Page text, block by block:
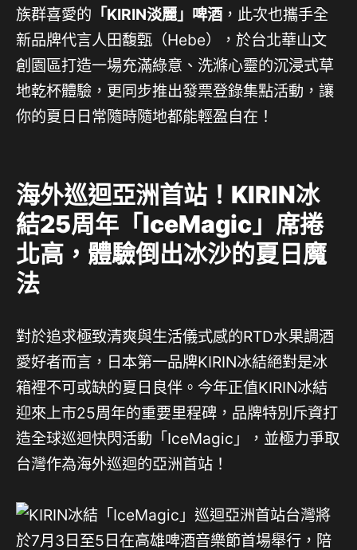
族群喜愛的 「KIRIN淡麗」啤酒 ，此次也攜手全
新品牌代言人田馥甄（Hebe），於台北華山文
創園區打造一場充滿綠意、洗滌心靈的沉浸式草
地乾杯體驗，更同步推出發票登錄集點活動，讓
你的夏日日常隨時隨地都能輕盈自在！
海外巡迴亞洲首站！KIRIN冰
結25周年「IceMagic」席捲
北高，體驗倒出冰沙的夏日魔
法
對於追求極致清爽與生活儀式感的RTD水果調酒
愛好者而言，日本第一品牌KIRIN冰結絕對是冰
箱裡不可或缺的夏日良伴。今年正值KIRIN冰結
迎來上市25周年的重要里程碑，品牌特別斥資打
造全球巡迴快閃活動「IceMagic」，並極力爭取
台灣作為海外巡迴的亞洲首站！